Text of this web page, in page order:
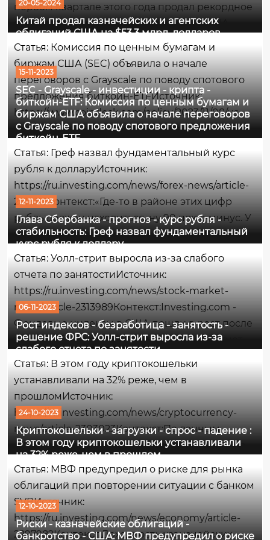
первом квартале этого года продал рекордное
количество казначейских облигаций США,
диверсифицируясь от американских активов,
пишет Bloomberg.Что имеется ввиду -
простыми словамиКитай...
20-05-2024
Китай продал казначейских и агентских
облигаций США на $53,3 млрд. долларов
Статья: Комиссия по ценным бумагам и
биржам США (SEC) объявила о начале
переговоров с Grayscale по поводу спотового
предложения биткойн-ETFИсточник:
https://www.coindesk.com/policy/2023/11/08/us-
sec-said-to-open-talks-with-grayscale-on-spot-
бумагам и биржам США (SEC) начала
переговоры с Grayscale...
15-11-2023
SEC - Grayscale - инвестиции - крипта -
биткойн-ETF: Комиссия по ценным бумагам и
биржам США объявила о начале переговоров
с Grayscale по поводу спотового предложения
биткойн-ETF
Статья: Греф назвал фундаментальный курс
рубля к долларуИсточник:
https://ru.investing.com/news/forex-news/article-
2316113Контекст:«Где-то в районе этих цифр
рубль должен находиться, ну 90 плюс-минус. У
нас нет ожиданий, что он сильно от этих
прогнозируем до конца года стабильную
ситуацию», —...
12-11-2023
Глава Сбербанка - прогноз - курс рубля -
стабильность: Греф назвал фундаментальный
курс рубля к доллару
Статья: Уолл-стрит выросла из-за слабого
отчета по занятостиИсточник:
https://ru.investing.com/news/stock-market-
news/article-2313989Контекст:Investing.com -
Фондовые индексы в США пошли в рост после
того, как более слабый, чем ожидалось, отчет
надежды на то, что Федеральная резервная
система воздержится...
06-11-2023
Рост индексов - безработица - занятость -
решение ФРС: Уолл-стрит выросла из-за
слабого отчета по занятости
Статья: В этом году криптокошельки
устанавливали на 32% реже, чем в
прошломИсточник:
https://ru.investing.com/news/cryptocurrency-
news/article-2303023Контекст:По данным
AltIndex.com, за девять месяцев этого года на
что на 32% меньше, чем за аналогичный
период прошлого года. Количество загрузок...
24-10-2023
Криптокошельки - загрузки - спрос - падение :
В этом году криптокошельки устанавливали
на 32% реже, чем в прошлом
Статья: МВФ предупредил о риске для рынка
облигаций при повторении ситуации с банком
SVBИсточник:
https://ru.investing.com/news/economy/article-
2297982Контекст:Доходность казначейских
12-10-2023
Риски - казначейские облигаций -
банкротство - США: МВФ предупредил о риске